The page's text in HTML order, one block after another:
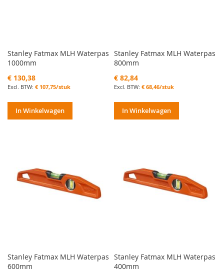
Stanley Fatmax MLH Waterpas
1000mm
€ 130,38
€ 107,75/stuk
In Winkelwagen
Stanley Fatmax MLH Waterpas
800mm
€ 82,84
€ 68,46/stuk
In Winkelwagen
Stanley Fatmax MLH Waterpas
600mm
Stanley Fatmax MLH Waterpas
400mm